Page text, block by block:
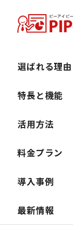
選ばれる理由
特長と機能
活用方法
料金プラン
導入事例
最新情報